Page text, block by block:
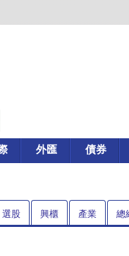
外匯 債券
選股 興櫃 產業 總